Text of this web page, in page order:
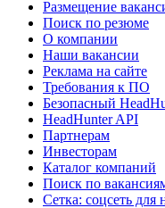
Размещение
Поиск по резюме
О компании
Наши вакансии
Реклама на сайте
Требования к ПО
Безопасный
HeadHunter API
Партнерам
Инвесторам
Каталог компаний
Поиск по
Сетка: соцсеть для